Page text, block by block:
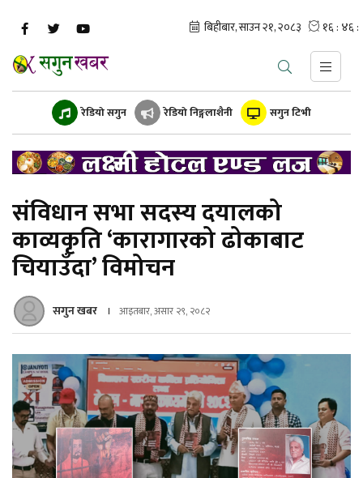
रेडियो सगुन रेडियो निङ्गलाशैनी सगुन टिभी
संविधान सभा सदस्य दयालको
काव्यकृति ‘कारागारको ढोकाबाट
चियाउँदा’ विमोचन
सगुन खबर आइतबार, असार २९, २०८२